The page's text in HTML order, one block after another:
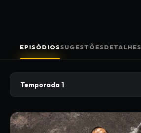
EPISÓDIOSSUGESTÕES DETALHES
Temporada 1